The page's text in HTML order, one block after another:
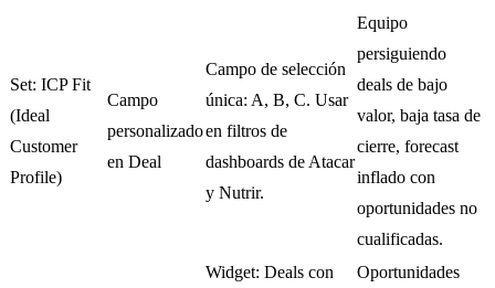
Set: ICP Fit
(Ideal
Customer
Profile)
Campo
personalizado
en Deal
Campo de selección
única: A, B, C. Usar
en filtros de
dashboards de Atacar
y Nutrir.
Equipo
persiguiendo
deals de bajo
valor, baja tasa de
cierre, forecast
inflado con
oportunidades no
cualificadas.
Widget: Deals con
Oportunidades